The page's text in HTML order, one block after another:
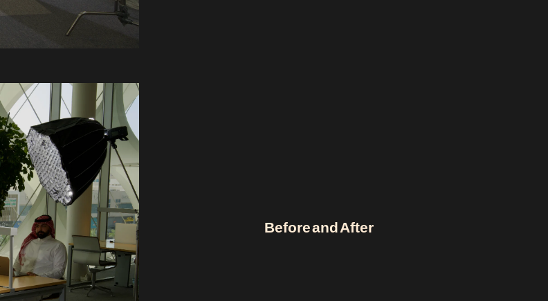
Before and After